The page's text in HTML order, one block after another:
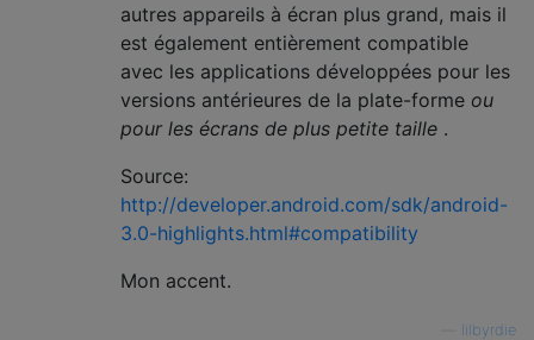
autres appareils à écran plus grand, mais il
est également entièrement compatible
avec les applications développées pour les
versions antérieures de la plate-forme ou
pour les écrans de plus petite taille .
Source:
http://developer.android.com/sdk/android-
3.0-highlights.html#compatibility
Mon accent.
lilbyrdie